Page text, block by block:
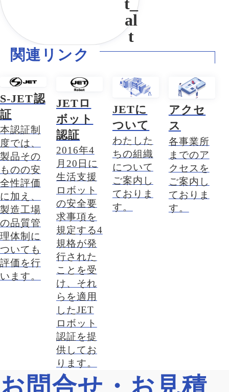
関連リンク
S-JET認
証
本認証制
度では、
製品その
ものの安
全性評価
に加え、
製造工場
の品質管
理体制に
ついても
評価を行
います。
JETロ
ボット
認証
2016年4
月20日に
生活支援
ロボット
の安全要
求事項を
規定する4
規格が発
行された
ことを受
け、それ
らを適用
したJET
ロボット
認証を提
供してお
ります。
JETに
ついて
わたした
ちの組織
について
ご案内し
ておりま
す。
アクセ
ス
各事業所
までのア
クセスを
ご案内し
ておりま
す。
お問合せ・お見積